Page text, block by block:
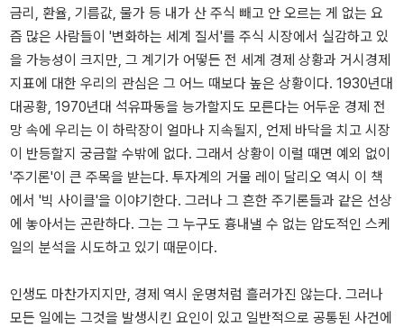
금리, 환율, 기름값, 물가 등 내가 산 주식 빼고 안 오르는 게 없는 요
즘 많은 사람들이 '변화하는 세계 질서'를 주식 시장에서 실감하고 있
을 가능성이 크지만, 그 계기가 어떻든 전 세계 경제 상황과 거시경제
지표에 대한 우리의 관심은 그 어느 때보다 높은 상황이다. 1930년대
대공황, 1970년대 석유파동을 능가할지도 모른다는 어두운 경제 전
망 속에 우리는 이 하락장이 얼마나 지속될지, 언제 바닥을 치고 시장
이 반등할지 궁금할 수밖에 없다. 그래서 상황이 이럴 때면 예외 없이
'주기론'이 큰 주목을 받는다. 투자계의 거물 레이 달리오 역시 이 책
에서 '빅 사이클'을 이야기한다. 그러나 그 흔한 주기론들과 같은 선상
에 놓아서는 곤란하다. 그는 그 누구도 흉내낼 수 없는 압도적인 스케
일의 분석을 시도하고 있기 때문이다.
인생도 마찬가지지만, 경제 역시 운명처럼 흘러가진 않는다. 그러나
모든 일에는 그것을 발생시킨 요인이 있고 일반적으로 공통된 사건에